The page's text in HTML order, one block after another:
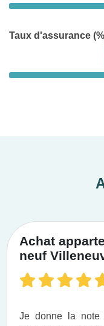
Taux d'assurance
Achat
neuf
Je donne la note